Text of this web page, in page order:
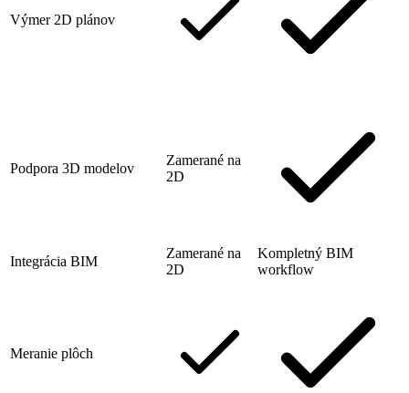
Výmer 2D plánov
Podpora 3D modelov
Zamerané na
2D
Integrácia BIM
Zamerané na
2D
Kompletný BIM
workflow
Meranie plôch